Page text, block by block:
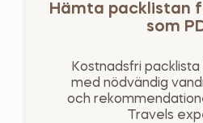
Hämta packlistan
som
Kostnadsfri
med nödvändig
och
Travels